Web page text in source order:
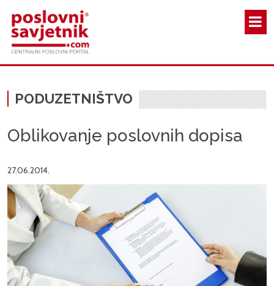
PODUZETNIŠTVO
Oblikovanje poslovnih dopisa
27.06.2014.